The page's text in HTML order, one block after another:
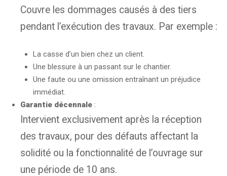
Couvre les dommages causés à des tiers
pendant l’exécution des travaux. Par exemple :
La casse d’un bien chez un client.
Une blessure à un passant sur le chantier.
Une faute ou une omission entraînant un préjudice
immédiat.
Garantie décennale :
Intervient exclusivement après la réception
des travaux, pour des défauts affectant la
solidité ou la fonctionnalité de l’ouvrage sur
une période de 10 ans.